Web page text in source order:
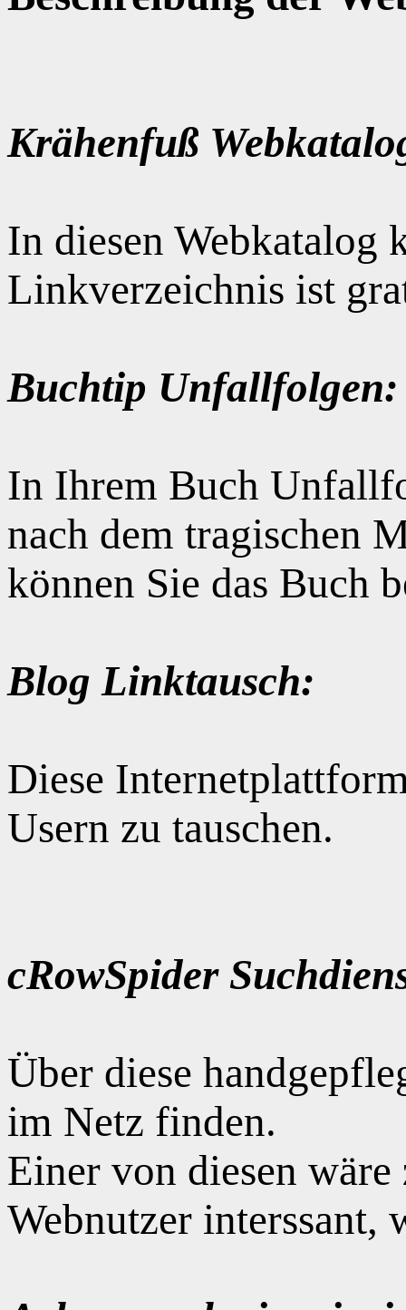
Krähenfuß
In diesen Webkatalog
Linkverzeichnis ist
Buchtip Unfallfolgen:
In Ihrem Buch
nach dem tragischen
können Sie das Buch
Blog Linktausch:
Diese
Usern zu tauschen.
cRowSpider
Über diese
im Netz finden.
Einer von diesen
Webnutzer interssant,